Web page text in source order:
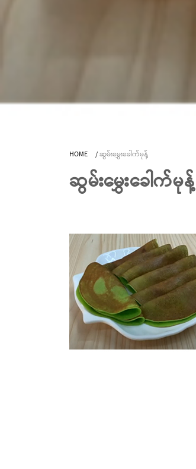
HOME /ဆွမ်းမွှေးခေါက်မုန့်
ဆွမ်းမွှေးခေါက်မုန့်